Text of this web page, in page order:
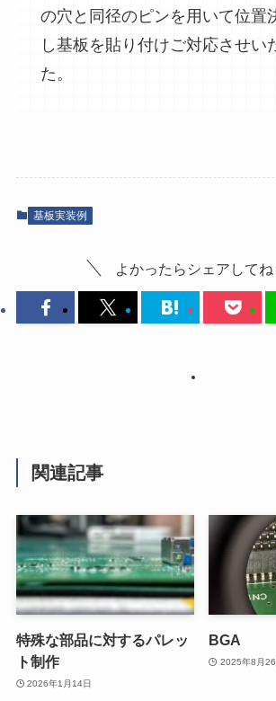
の⽳と同径のピンを⽤いて位置
し基板を貼り付けご対応させい
た。
基板実装例
よかったらシェアしてね
関連記事
特殊な部品に対するパレッ
ト制作
2026年1月14日
BGA
2025年8月26